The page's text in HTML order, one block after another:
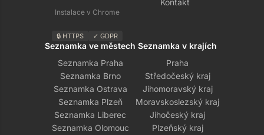
Instalace v Chrome
🔒 HTTPS ✓ GDPR
Kontakt
Seznamka ve městech
Seznamka Praha
Seznamka Brno
Seznamka Ostrava
Seznamka Plzeň
Seznamka Liberec
Seznamka Olomouc
Seznamka v krajích
Praha
Středočeský kraj
Jihomoravský kraj
Moravskoslezský kraj
Jihočeský kraj
Plzeňský kraj